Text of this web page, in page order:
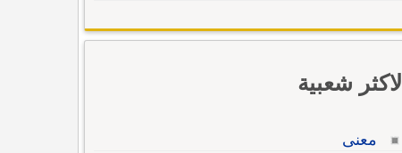
الاكثر شعبية
معنى